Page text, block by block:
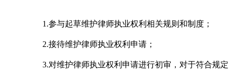
1.参与起草维护律师执业权利相关规则和制度；
2.接待维护律师执业权利申请；
3.对维护律师执业权利申请进行初审，对于符合规